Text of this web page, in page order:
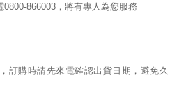
866003，將有專人為您服務
訂購時請先來電確認出貨日期，避免久